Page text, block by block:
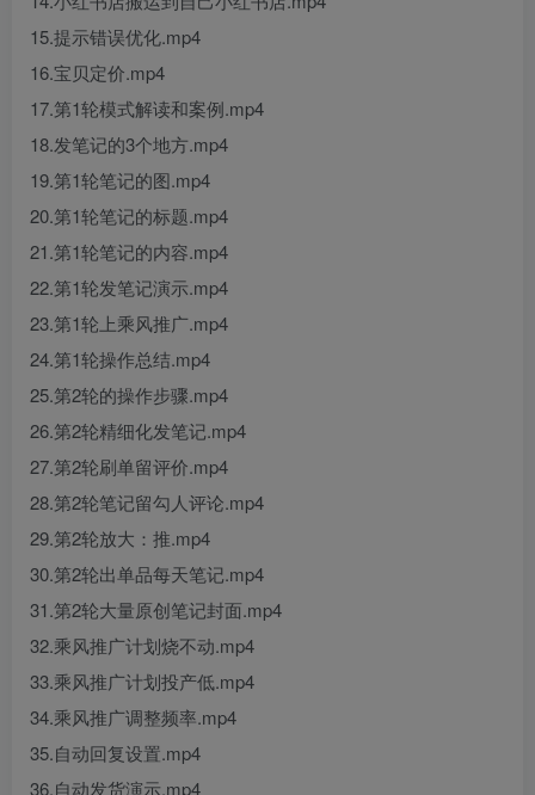
15.提示错误优化.mp4
16.宝贝定价.mp4
17.第1轮模式解读和案例.mp4
18.发笔记的3个地方.mp4
19.第1轮笔记的图.mp4
20.第1轮笔记的标题.mp4
21.第1轮笔记的内容.mp4
22.第1轮发笔记演示.mp4
23.第1轮上乘风推广.mp4
24.第1轮操作总结.mp4
25.第2轮的操作步骤.mp4
26.第2轮精细化发笔记.mp4
27.第2轮刷单留评价.mp4
28.第2轮笔记留勾人评论.mp4
29.第2轮放大：推.mp4
30.第2轮出单品每天笔记.mp4
31.第2轮大量原创笔记封面.mp4
32.乘风推广计划烧不动.mp4
33.乘风推广计划投产低.mp4
34.乘风推广调整频率.mp4
35.自动回复设置.mp4
36.自动发货演示.mp4